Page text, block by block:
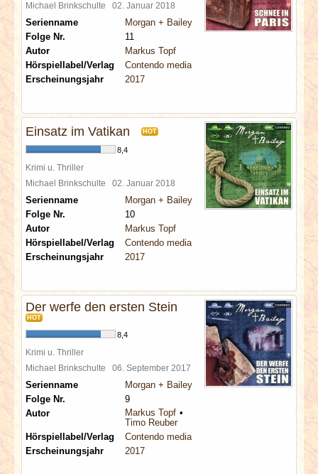
Michael Brinkschulte 02. Januar 2018
Serienname
Morgan + Bailey
Folge Nr.
11
Autor
Markus Topf
Hörspiellabel/Verlag
Contendo media
Erscheinungsjahr
2017
Einsatz im Vatikan HOT
8,4
Krimi u. Thriller
Michael Brinkschulte 02. Januar 2018
Serienname
Morgan + Bailey
Folge Nr.
10
Autor
Markus Topf
Hörspiellabel/Verlag
Contendo media
Erscheinungsjahr
2017
Der werfe den ersten Stein
HOT
8,4
Krimi u. Thriller
Michael Brinkschulte 06. September 2017
Serienname
Morgan + Bailey
Folge Nr.
9
Autor
Markus Topf
Timo Reuber
Hörspiellabel/Verlag
Contendo media
Erscheinungsjahr
2017